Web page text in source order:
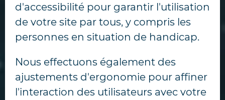
d'accessibilité pour garantir l'utilisation
de votre site par tous, y compris les
personnes en situation de handicap.
Nous effectuons également des
ajustements d'ergonomie pour affiner
l'interaction des utilisateurs avec votre